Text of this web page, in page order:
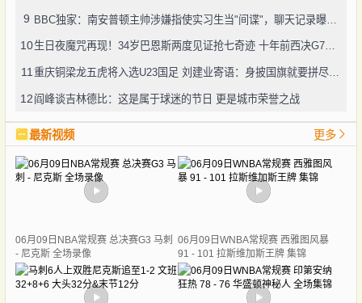
9 BBC独家：南安普顿主帅涉嫌指使实习生当"间谍"，聊天记录曝光引轩然大波
10 生日夜魔咒再现！34岁巴恩斯两度见证抢七奇迹 十年前西决G7也曾送雷霆回家
11 重庆铜梁龙五虎将入选U23国足 刘建业寄语：身披国旗就要拼尽全力
12 阎峰谈吉林德比：这是属于球迷的节日 更是城市荣誉之战
最新视频 更多
06月09日NBA常规赛 总决赛G3 马刺
- 尼克斯 全场录像
06月09日WNBA常规赛 西雅图风暴
91 - 101 拉斯维加斯王牌 集锦